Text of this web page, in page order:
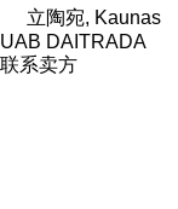
立陶宛, Kaunas
UAB DAITRADA
联系卖方